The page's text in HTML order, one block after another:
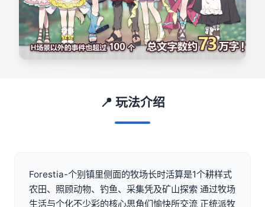
📍 玩法介绍
Forestia-个别镇里侧面的牧场长时活算是1个耕样式
农田、照顾动物、钓鱼、采集凭及矿山探索 通过牧场
生活与个化不少彩的核心思角们愉快所交流 正统派牧